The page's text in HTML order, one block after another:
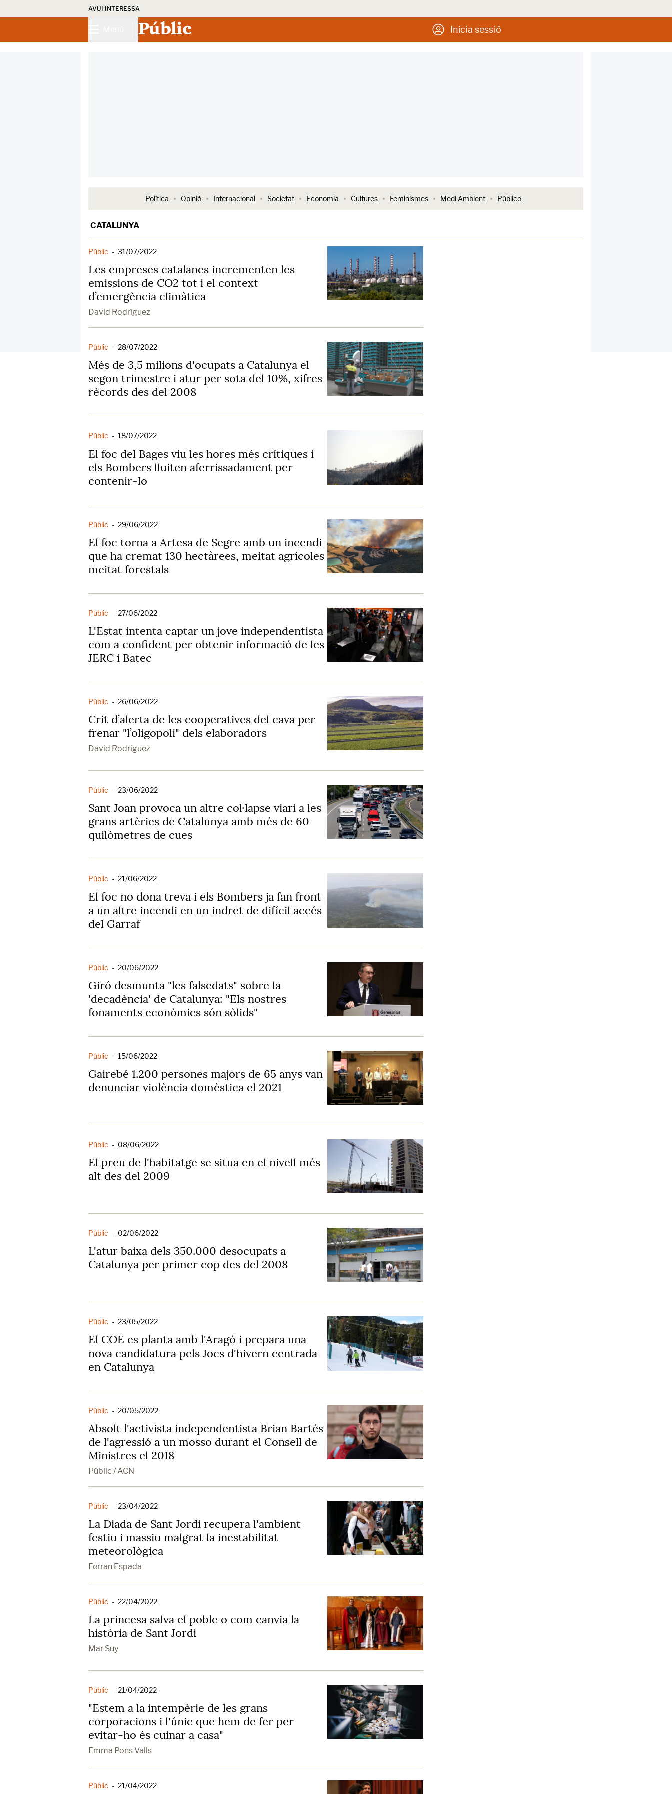
AVUI INTERESSA
Públic Inicia sessió
Política Opinió Internacional Societat Economia Cultures Feminismes Medi Ambient Público
CATALUNYA
Públic - 31/07/2022
Les empreses catalanes incrementen les
emissions de CO2 tot i el context
d’emergència climàtica
David Rodríguez
Públic - 28/07/2022
Més de 3,5 milions d'ocupats a Catalunya el
segon trimestre i atur per sota del 10%, xifres
rècords des del 2008
Públic - 18/07/2022
El foc del Bages viu les hores més crítiques i
els Bombers lluiten aferrissadament per
contenir-lo
Públic - 29/06/2022
El foc torna a Artesa de Segre amb un incendi
que ha cremat 130 hectàrees, meitat agrícoles
meitat forestals
Públic - 27/06/2022
L'Estat intenta captar un jove independentista
com a confident per obtenir informació de les
JERC i Batec
Públic - 26/06/2022
Crit d’alerta de les cooperatives del cava per
frenar "l’oligopoli" dels elaboradors
David Rodríguez
Públic - 23/06/2022
Sant Joan provoca un altre col·lapse viari a les
grans artèries de Catalunya amb més de 60
quilòmetres de cues
Públic - 21/06/2022
El foc no dona treva i els Bombers ja fan front
a un altre incendi en un indret de difícil accés
del Garraf
Públic - 20/06/2022
Giró desmunta "les falsedats" sobre la
'decadència' de Catalunya: "Els nostres
fonaments econòmics són sòlids"
Públic - 15/06/2022
Gairebé 1.200 persones majors de 65 anys van
denunciar violència domèstica el 2021
Públic - 08/06/2022
El preu de l'habitatge se situa en el nivell més
alt des del 2009
Públic - 02/06/2022
L'atur baixa dels 350.000 desocupats a
Catalunya per primer cop des del 2008
Públic - 23/05/2022
El COE es planta amb l'Aragó i prepara una
nova candidatura pels Jocs d'hivern centrada
en Catalunya
Públic - 20/05/2022
Absolt l'activista independentista Brian Bartés
de l'agressió a un mosso durant el Consell de
Ministres el 2018
Públic / ACN
Públic - 23/04/2022
La Diada de Sant Jordi recupera l'ambient
festiu i massiu malgrat la inestabilitat
meteorològica
Ferran Espada
Públic - 22/04/2022
La princesa salva el poble o com canvia la
història de Sant Jordi
Mar Suy
Públic - 21/04/2022
"Estem a la intempèrie de les grans
corporacions i l'únic que hem de fer per
evitar-ho és cuinar a casa"
Emma Pons Valls
Públic - 21/04/2022